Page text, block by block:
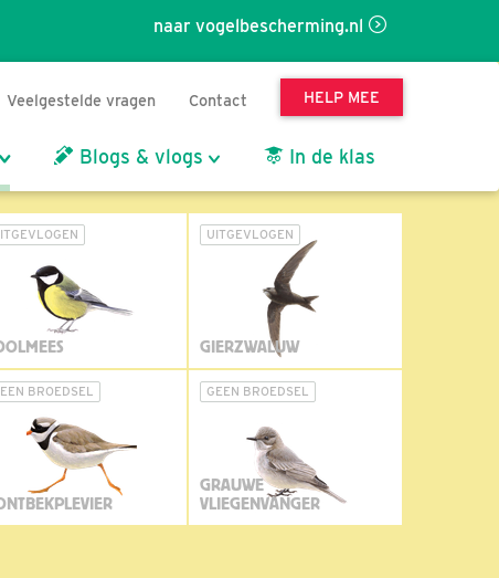
naar vogelbescherming.nl
Veelgestelde vragen Contact HELP MEE
Blogs & vlogs In de klas
UITGEVLOGEN
GIERZWALUW
BROEDSEL GEEN BROEDSEL
GRAUWE
VLIEGENVANGER